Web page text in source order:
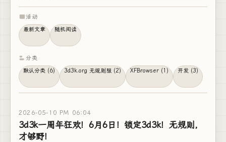
活动
最新文章
随机阅读
分类
默认分类 (6)
3d3k.org 无规则服 (2) XFBrowser (1) 开发 (3)
2026-05-10 PM 06:04
3d3k一周年狂欢！6月6日！锁定3d3k！无规则，
才够野！